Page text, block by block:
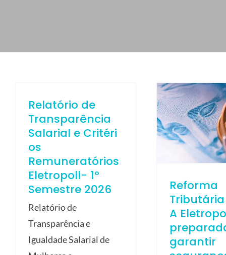
ESPAÑOL
Relatório de
Transparência
Salarial e Critéri
os
Remuneratórios
Eletropoll- 1º
Semestre 2026
Relatório de
Transparência e
Igualdade Salarial de
Reforma
A
garantir